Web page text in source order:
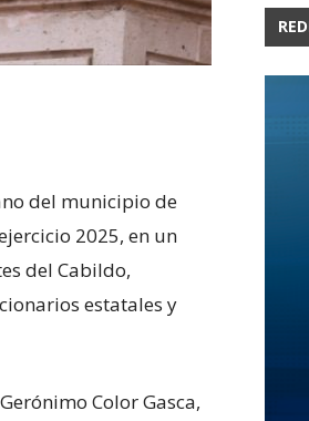
del municipio de
2025, en un
del Cabildo,
estatales y
Color Gasca,